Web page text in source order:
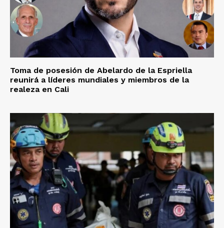
Toma de posesión de Abelardo de la Espriella
reunirá a líderes mundiales y miembros de la
realeza en Cali